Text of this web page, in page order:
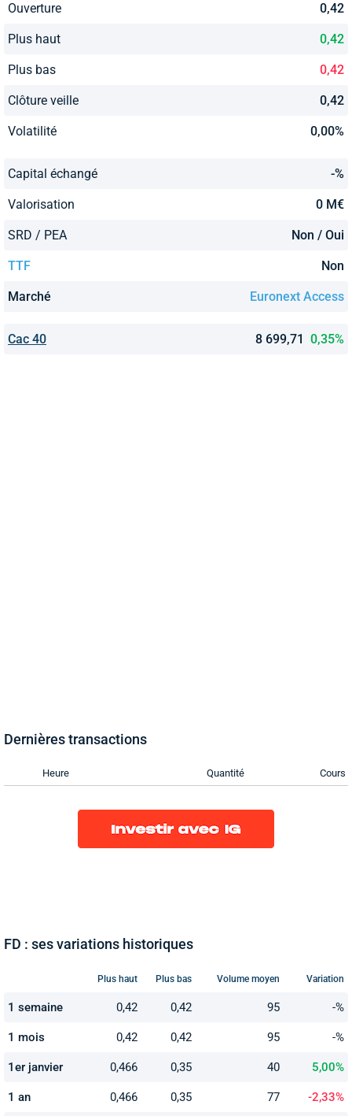
Ouverture 0,42
Plus haut 0,42
Plus bas 0,42
Clôture veille 0,42
Volatilité 0,00%
Capital échangé -%
Valorisation 0 M€
SRD / PEA Non / Oui
TTF Non
Marché Euronext Access
Cac 40 8 699,71 0,35%
Dernières transactions
Heure Quantité Cours
FD : ses variations historiques
Plus haut Plus bas Volume moyen Variation
1 semaine 0,42 0,42 95 -%
1 mois 0,42 0,42 95 -%
1er janvier 0,466 0,35 40 5,00%
1 an 0,466 0,35 77 -2,33%